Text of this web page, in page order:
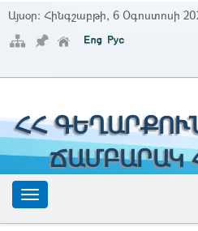
Այսօր: Հինգշաբթի, 6 Օգոստոսի
ՀՀ
ՃԱՄԲԱՐԱԿ